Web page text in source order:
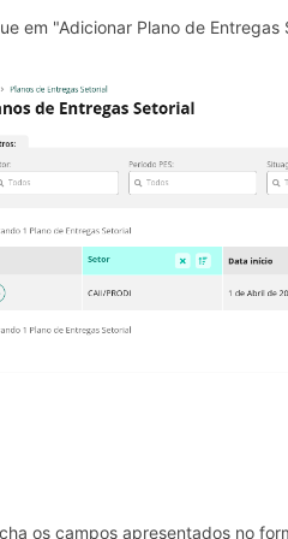
em "Adicionar Plano de Entregas
os campos apresentados no